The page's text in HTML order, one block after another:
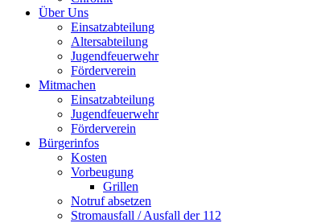
Über Uns
Einsatzabteilung
Altersabteilung
Jugendfeuerwehr
Förderverein
Mitmachen
Einsatzabteilung
Jugendfeuerwehr
Förderverein
Bürgerinfos
Kosten
Vorbeugung
Grillen
Notruf absetzen
Stromausfall / Ausfall der 112